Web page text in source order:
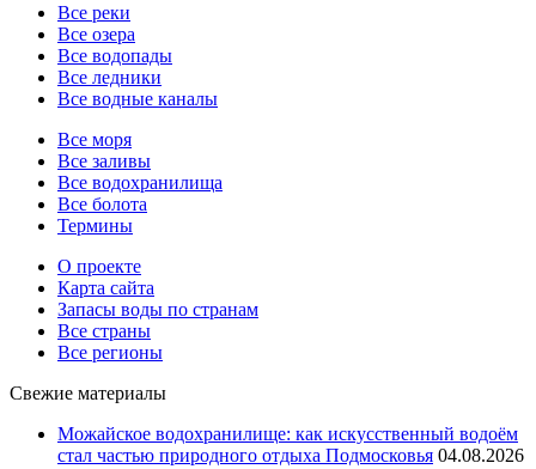
Все реки
Все озера
Все водопады
Все ледники
Все водные каналы
Все моря
Все заливы
Все водохранилища
Все болота
Термины
О проекте
Карта сайта
Запасы воды по странам
Все страны
Все регионы
Свежие материалы
Можайское водохранилище: как искусственный водоём
стал частью природного отдыха Подмосковья 04.08.2026